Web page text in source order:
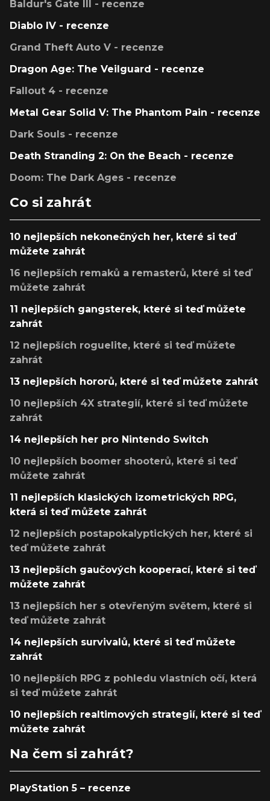
Baldur's Gate III - recenze
Diablo IV - recenze
Grand Theft Auto V - recenze
Dragon Age: The Veilguard - recenze
Fallout 4 - recenze
Metal Gear Solid V: The Phantom Pain - recenze
Dark Souls - recenze
Death Stranding 2: On the Beach - recenze
Doom: The Dark Ages - recenze
Co si zahrát
10 nejlepších nekonečných her, které si teď
můžete zahrát
16 nejlepších remaků a remasterů, které si teď
můžete zahrát
11 nejlepších gangsterek, které si teď můžete
zahrát
12 nejlepších roguelite, které si teď můžete
zahrát
13 nejlepších hororů, které si teď můžete zahrát
10 nejlepších 4X strategií, které si teď můžete
zahrát
14 nejlepších her pro Nintendo Switch
10 nejlepších boomer shooterů, které si teď
můžete zahrát
11 nejlepších klasických izometrických RPG,
která si teď můžete zahrát
12 nejlepších postapokalyptických her, které si
teď můžete zahrát
13 nejlepších gaučových kooperací, které si teď
můžete zahrát
13 nejlepších her s otevřeným světem, které si
teď můžete zahrát
14 nejlepších survivalů, které si teď můžete
zahrát
10 nejlepších RPG z pohledu vlastních očí, která
si teď můžete zahrát
10 nejlepších realtimových strategií, které si teď
můžete zahrát
Na čem si zahrát?
PlayStation 5 – recenze